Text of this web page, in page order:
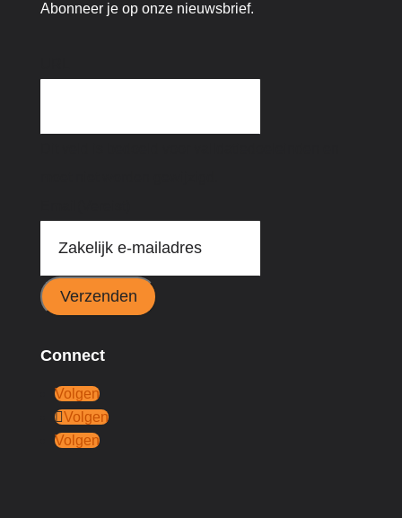
Abonneer je op onze nieuwsbrief.
Verzenden
Connect
Volgen
Volgen
Volgen